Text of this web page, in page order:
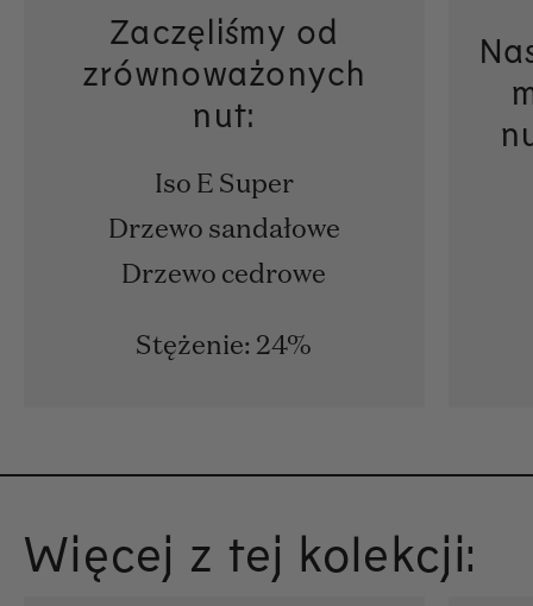
Zaczęliśmy od
zrównoważonych
nut:
Iso E Super
Drzewo sandałowe
Drzewo cedrowe
Stężenie: 24%
Więcej z tej kolekcji: